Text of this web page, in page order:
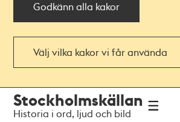
Godkänn alla kakor
Välj vilka kakor vi får använda
navigationen
huvudinnehållet
Stockholmskällan
Historia i ord, ljud och bild